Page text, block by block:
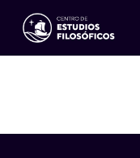
Eventos